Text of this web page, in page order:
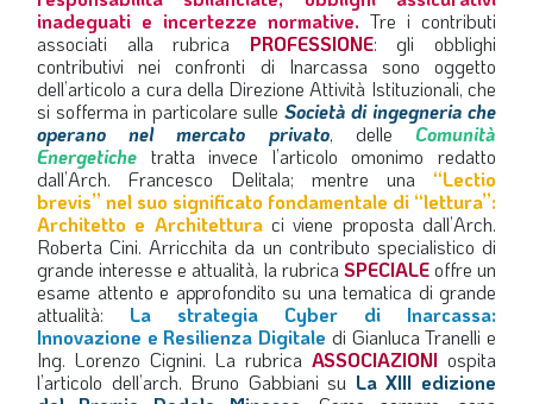
inadeguati e incertezze normative. Tre i contributi
associati alla rubrica PROFESSIONE: gli obblighi
contributivi nei confronti di Inarcassa sono oggetto
dell’articolo a cura della Direzione Attività Istituzionali, che
si sofferma in particolare sulle Società di ingegneria che
operano nel mercato privato, delleComunità
Energetiche tratta invece l’articolo omonimo redatto
dall’Arch. Francesco Delitala; mentre una “Lectio
brevis” nel suo significato fondamentale di “lettura”:
Architetto e Architetturaci viene proposta dall’Arch.
Roberta Cini. Arricchita da un contributo specialistico di
grande interesse e attualità, la rubrica SPECIALEoffre un
esame attento e approfondito su una tematica di grande
attualità: La strategia Cyber di Inarcassa:
Innovazione e Resilienza Digitale di Gianluca Tranelli e
Ing. Lorenzo Cignini. La rubrica ASSOCIAZIONI ospita
l’articolo dell’arch. Bruno Gabbiani su La XIII edizione